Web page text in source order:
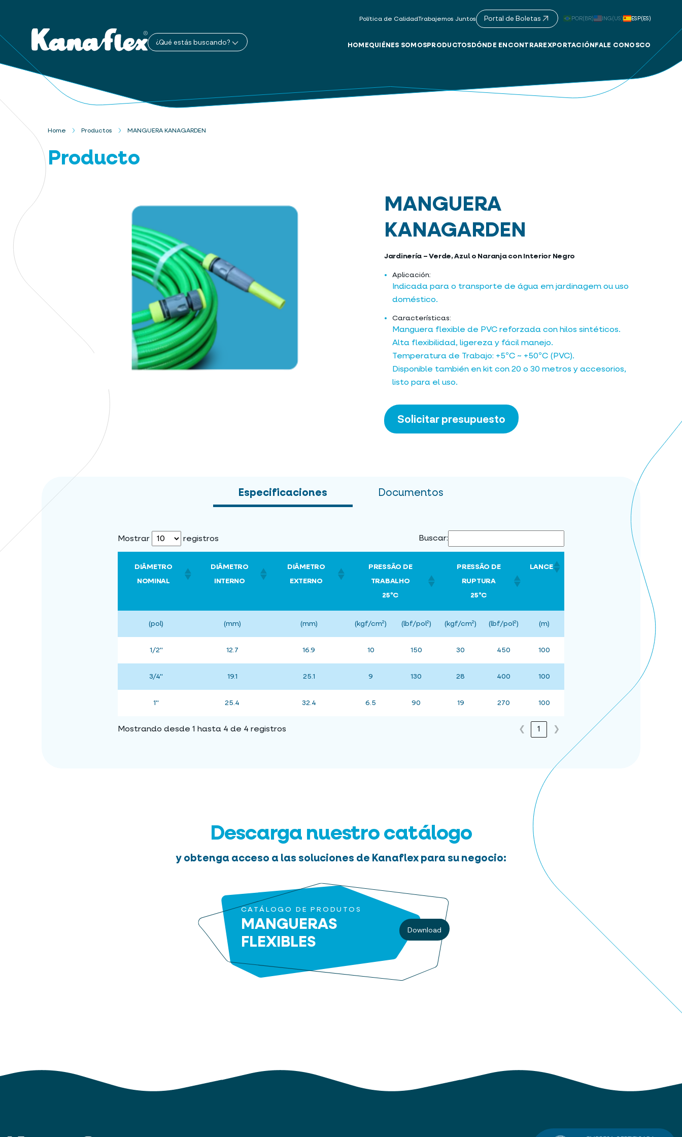
Política de CalidadTrabajemos Juntos Portal de Boletas POR(BR) ING(US) ESP(ES)
¿Qué estás buscando? HOMEQUIÉNES SOMOS PRODUCTOS DÓNDE ENCONTRAR EXPORTACIÓN FALE CONOSCO
Home Productos MANGUERA KANAGARDEN
Producto
MANGUERA
KANAGARDEN
Jardinería – Verde, Azul o Naranja con Interior Negro
Aplicación:
Indicada para o transporte de água em jardinagem ou uso
doméstico.
Características:
Manguera flexible de PVC reforzada con hilos sintéticos.
Alta flexibilidad, ligereza y fácil manejo.
Temperatura de Trabajo: +5ºC ~ +50ºC (PVC).
Disponible también en kit con 20 o 30 metros y accesorios,
listo para el uso.
Solicitar presupuesto
Especificaciones Documentos
Mostrar registros Buscar:
DIÂMETRO
NOMINAL
DIÂMETRO
INTERNO
DIÂMETRO
EXTERNO
PRESSÃO DE
TRABALHO
25ºC
PRESSÃO DE
RUPTURA
25ºC
LANCE
(pol) (mm) (mm) (kgf/cm²) (lbf/pol²) (kgf/cm²) (lbf/pol²) (m)
1/2" 12.7 16.9 10 150 30 450 100
3/4" 19.1 25.1 9 130 28 400 100
1" 25.4 32.4 6.5 90 19 270 100
Mostrando desde 1 hasta 4 de 4 registros ❮ 1 ❯
Descarga nuestro catálogo
y obtenga acceso a las soluciones de Kanaflex para su negocio:
CATÁLOGO DE PRODUTOS
MANGUERAS
FLEXIBLES
Download